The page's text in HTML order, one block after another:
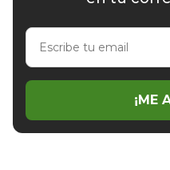
Escribe
email
¡ME